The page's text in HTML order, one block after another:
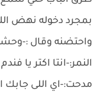
بمجرد دخوله نهض
واحتضنه وقال :-
النمر:-انتا اكتر يا فندم
مدحت:-اي اللى